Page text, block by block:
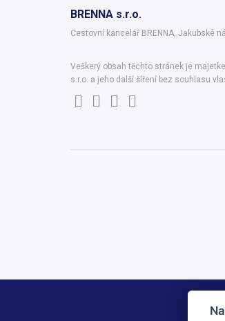
BRENNA s.r.o.
Cestovní kancelář BRENNA, Jakubské
Veškerý obsah těchto stránek je
s.r.o. a jeho další šíření bez souhlasu